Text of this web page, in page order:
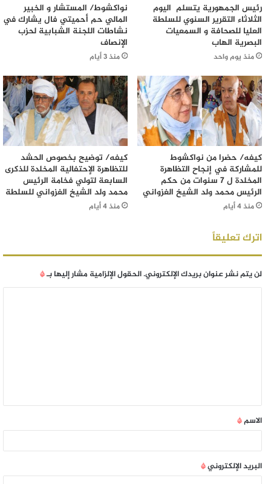
رئيس الجمهورية يتسلم اليوم
الثلاثاء التقرير السنوي للسلطة
العليا للصحافة و السمعيات
البصرية الهاب
منذ يوم واحد
نواكشوط/ المستشار و الخبير
المالي حم أحميتي فال يشارك في
نشاطات اللجنة الشبابية لحزب
الإنصاف
منذ 3 أيام
كيفه/ حضرا من نواكشوط
للمشاركة في إنجاح التظاهرة
المخلدة ل 7 سنوات من حكم
الرئيس محمد ولد الشيخ الغزواني
منذ 4 أيام
كيفه/ توضيح بخصوص الحشد
للتظاهرة الإحتفالية المخلدة للذكرى
السابعة لتولي فخامة الرئيس
محمد ولد الشيخ الغزواني للسلطة
منذ 4 أيام
اترك تعليقاً
لن يتم نشر عنوان بريدك الإلكتروني.الحقول الإلزامية مشار إليها بـ*
الاسم*
البريد الإلكتروني*